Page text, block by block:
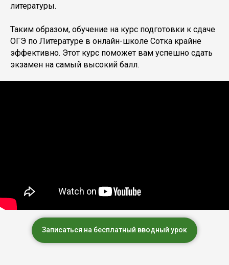
литературы.
Таким образом, обучение на курс подготовки к сдаче
ОГЭ по Литературе в онлайн-школе Сотка крайне
эффективно. Этот курс поможет вам успешно сдать
экзамен на самый высокий балл.
Записаться на бесплатный вводный урок